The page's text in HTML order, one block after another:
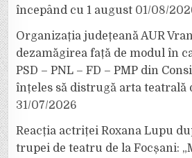
începând cu 1 august 01/08/
Organizația județeană AUR
dezamăgirea față de modul în
PSD – PNL – FD – PMP din
înțeles să distrugă arta teatrală
31/07/2026
Reacția actriței Roxana Lupu
trupei de teatru de la Focșani: